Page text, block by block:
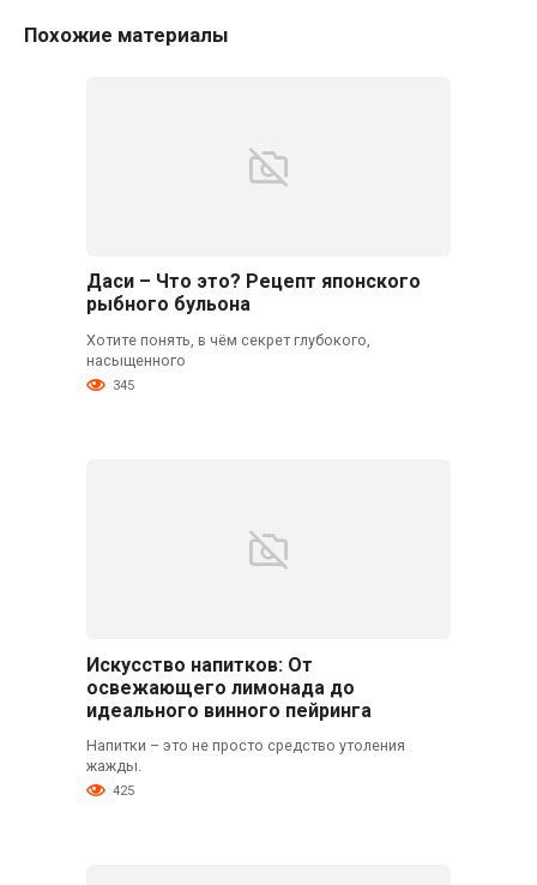
Похожие материалы
Даси – Что это? Рецепт японского
рыбного бульона
Хотите понять, в чём секрет глубокого,
насыщенного
345
Искусство напитков: От
освежающего лимонада до
идеального винного пейринга
Напитки – это не просто средство утоления
жажды.
425